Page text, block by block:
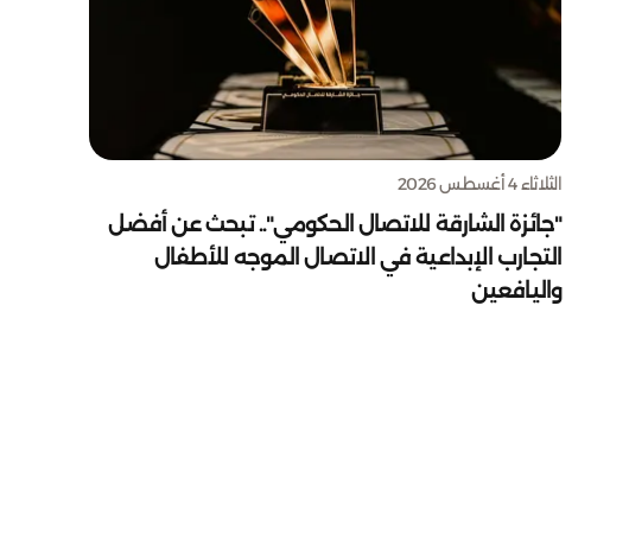
الثلاثاء 4 أغسطس 2026
"جائزة الشارقة للاتصال الحكومي".. تبحث عن أفضل
التجارب الإبداعية في الاتصال الموجه للأطفال
واليافعين